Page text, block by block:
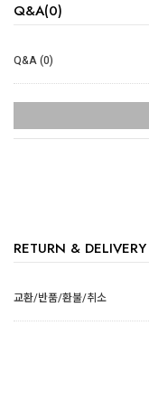
Q&A(0)
Q&A (0)
RETURN & DELIVERY
교환/반품/환불/취소